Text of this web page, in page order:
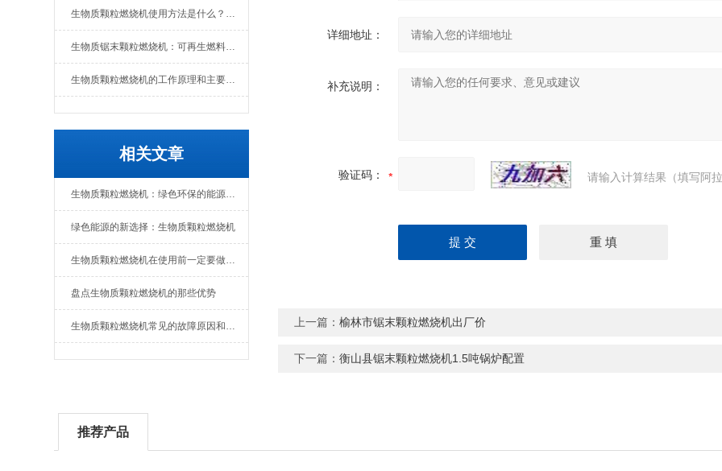
生物质颗粒燃烧机使用方法是什么？维护要点有哪些
生物质锯末颗粒燃烧机：可再生燃料的热能转换设备
生物质颗粒燃烧机的工作原理和主要组成部分
相关文章
生物质颗粒燃烧机：绿色环保的能源转化设备
绿色能源的新选择：生物质颗粒燃烧机
生物质颗粒燃烧机在使用前一定要做好准备工作
盘点生物质颗粒燃烧机的那些优势
生物质颗粒燃烧机常见的故障原因和解决办法
详细地址：
补充说明：
验证码： 请输入计算结果（填写阿
上一篇：榆林市锯末颗粒燃烧机出厂价
下一篇：衡山县锯末颗粒燃烧机1.5吨锅炉配置
推荐产品